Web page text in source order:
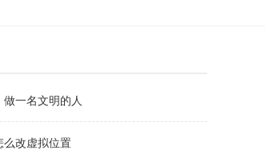
一名文明的人
么改虚拟位置